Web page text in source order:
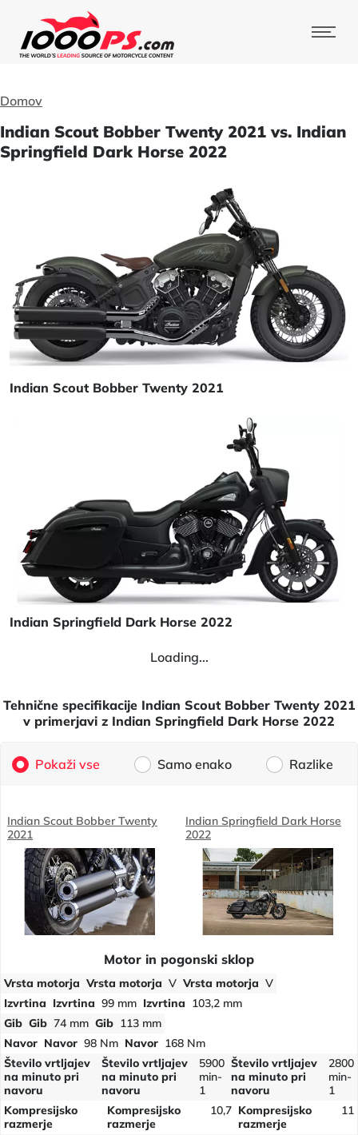
Domov
Indian Scout Bobber Twenty 2021 vs. Indian
Springfield Dark Horse 2022
Indian Scout Bobber Twenty 2021
Indian Springfield Dark Horse 2022
Loading...
Tehnične specifikacije Indian Scout Bobber Twenty 2021
v primerjavi z Indian Springfield Dark Horse 2022
Pokaži vse Samo enako Razlike
Indian Scout Bobber Twenty
2021
Indian Springfield Dark Horse
2022
Motor in pogonski sklop
Vrsta motorja Vrsta motorja V Vrsta motorja V
Izvrtina Izvrtina 99 mm Izvrtina
103,2 mm
Gib Gib 74 mm Gib 113 mm
Navor Navor 98 Nm Navor 168 Nm
Število vrtljajev
na minuto pri
navoru
Število vrtljajev
na minuto pri
navoru
5900
min-
1
Število vrtljajev
na minuto pri
navoru
2800
min-
1
Kompresijsko
razmerje
Kompresijsko
razmerje
10,7 Kompresijsko
razmerje
11